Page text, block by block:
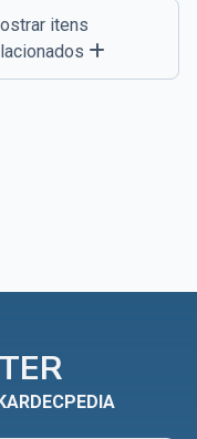
itens